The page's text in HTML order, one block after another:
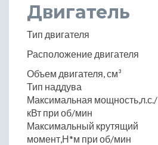
Двигатель
Тип двигателя
Расположение двигателя
Объем двигателя, см³
Тип наддува
Максимальная мощность,л.с./
кВт при об/мин
Максимальный крутящий
момент,Н*м при об/мин